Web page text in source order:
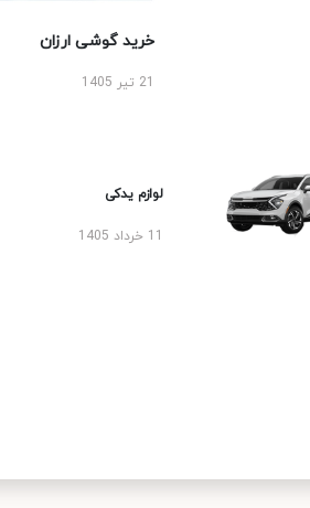
خرید گوشی ارزان
لوازم یدکی